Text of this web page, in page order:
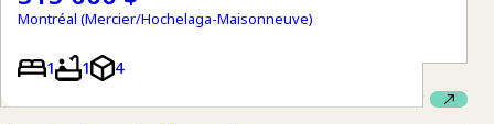
Montréal (Mercier/Hochelaga-Maisonneuve)
1 1 4